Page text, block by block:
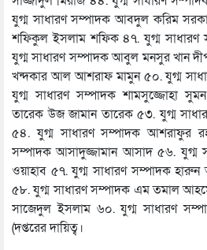
যুগ্ম সাধারণ সম্পাদক আবদুল করিম
শফিকুল ইসলাম শফিক ৪৭. যুগ্ম সাধারণ
যুগ্ম সাধারণ সম্পাদক আবুল মনসুর খান
খন্দকার আল আশরাফ মামুন ৫০. যুগ্ম
যুগ্ম সাধারণ সম্পাদক শামসুজ্জোহা
তারেক উজ জামান তারেক ৫৩. যুগ্ম
৫৪. যুগ্ম সাধারণ সম্পাদক আশরাফুর
সম্পাদক আসাদুজ্জামান আসাদ ৫৬. যুগ্ম
ওয়াহাব ৫৭. যুগ্ম সাধারণ সম্পাদক
৫৮. যুগ্ম সাধারণ সম্পাদক এম তমাল
সাজেদুল ইসলাম ৬০. যুগ্ম সাধারণ
(দপ্তরের দায়িত্ব।